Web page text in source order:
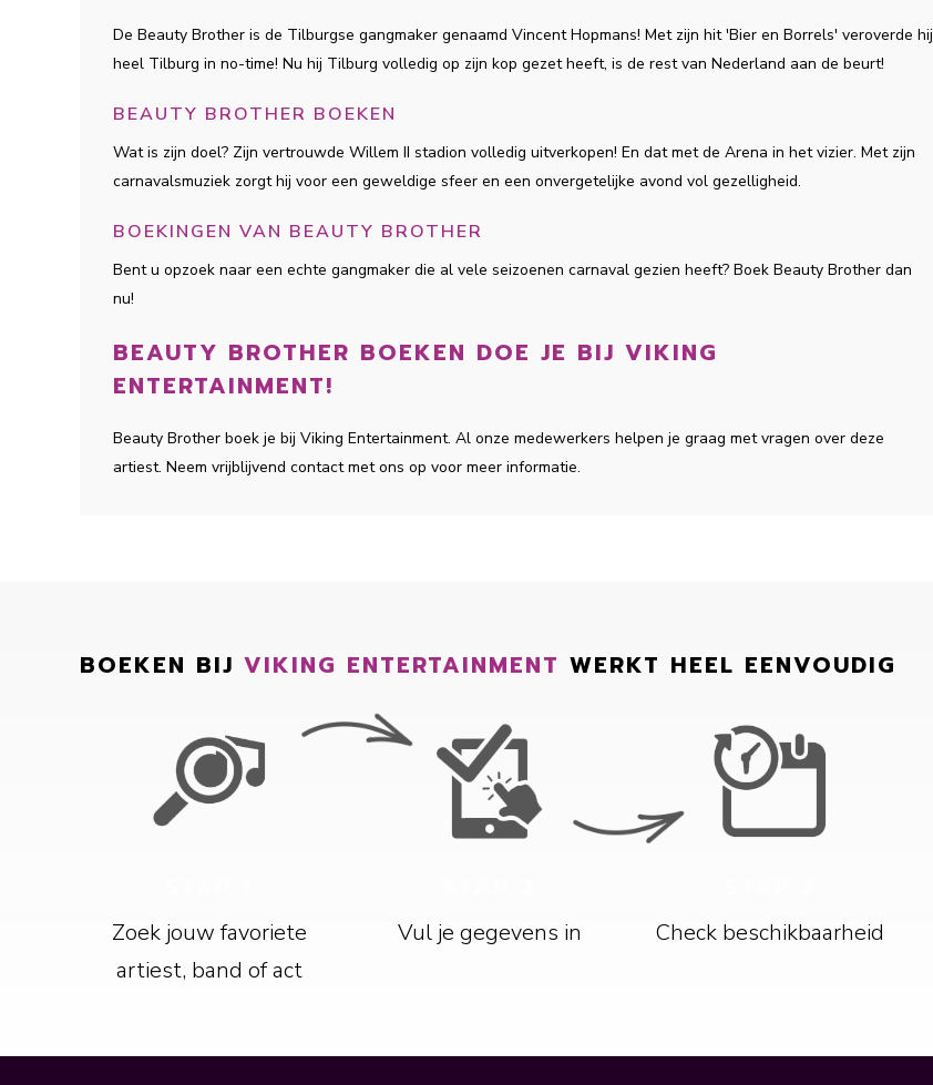
De Beauty Brother is de Tilburgse gangmaker genaamd Vincent Hopmans! Met zijn hit 'Bier en Borrels' veroverde hij
heel Tilburg in no-time! Nu hij Tilburg volledig op zijn kop gezet heeft, is de rest van Nederland aan de beurt!
BEAUTY BROTHER BOEKEN
Wat is zijn doel? Zijn vertrouwde Willem II stadion volledig uitverkopen! En dat met de Arena in het vizier. Met zijn
carnavalsmuziek zorgt hij voor een geweldige sfeer en een onvergetelijke avond vol gezelligheid.
BOEKINGEN VAN BEAUTY BROTHER
Bent u opzoek naar een echte gangmaker die al vele seizoenen carnaval gezien heeft? Boek Beauty Brother dan
nu!
BEAUTY BROTHER BOEKEN DOE JE BIJ VIKING
ENTERTAINMENT!
Beauty Brother boek je bij Viking Entertainment. Al onze medewerkers helpen je graag met vragen over deze
artiest. Neem vrijblijvend contact met ons op voor meer informatie.
BOEKEN BIJ VIKING ENTERTAINMENT WERKT HEEL EENVOUDIG
Zoek jouw favoriete
artiest, band of act
Vul je gegevens in Check beschikbaarheid